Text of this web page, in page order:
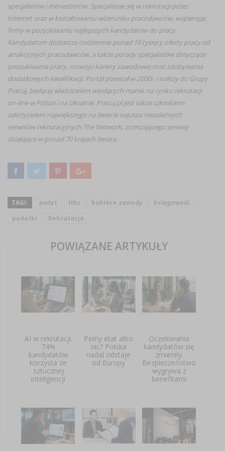
specjalistów i menedżerów. Specjalizuje się w rekrutacji przez
Internet oraz w kształtowaniu wizerunku pracodawców, wspierając
firmy w pozyskiwaniu najlepszych kandydatów do pracy.
Kandydatom dostarcza codziennie ponad 10 tysięcy oferty pracy od
atrakcyjnych pracodawców, a także porady specjalistów dotyczące
poszukiwania pracy, rozwoju kariery zawodowej oraz zdobywania
dodatkowych kwalifikacji. Portal powstał w 2000r. i należy do Grupy
Pracuj, będącej właścicielem wiodących marek na rynku rekrutacji
on-line w Polsce i na Ukrainie. Pracuj.pl jest także członkiem-
założycielem największego na świecie sojuszu niezależnych
serwisów rekrutacyjnych The Network, zrzeszającego serwisy
działające w ponad 70 krajach świata.
TAGI: audyt HRs kobiece zawody
księgowość
podatki
Rekrutacja
POWIĄZANE ARTYKUŁY
AI w rekrutacji.
74%
kandydatów
korzysta ze
sztucznej
inteligencji
Pełny etat albo
nic? Polska
nadal odstaje
od Europy
Oczekiwania
kandydatów się
zmieniły.
Bezpieczeństwo
wygrywa z
benefitami